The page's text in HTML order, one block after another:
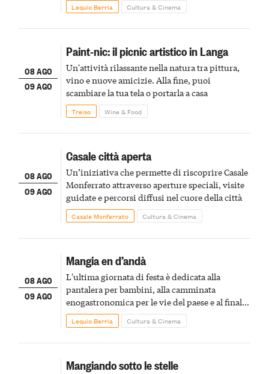
Lequio Berria Cultura & Cinema
08 AGO
09 AGO
Paint-nic: il picnic artistico in Langa
Un'attività rilassante nella natura tra pittura,
vino e nuove amicizie. Alla fine, puoi
scambiare la tua tela o portarla a casa
Treiso Wine & Food
08 AGO
09 AGO
Casale città aperta
Un’iniziativa che permette di riscoprire Casale
Monferrato attraverso aperture speciali, visite
guidate e percorsi diffusi nel cuore della città
Casale Monferrato Cultura & Cinema
08 AGO
09 AGO
Mangia en d’andà
L'ultima giornata di festa è dedicata alla
pantalera per bambini, alla camminata
enogastronomica per le vie del paese e al finale
pirotecnico
Lequio Berria Cultura & Cinema
Mangiando sotto le stelle